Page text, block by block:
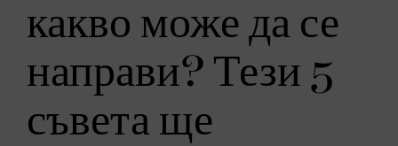
какво може да се
направи? Тези 5
съвета ще